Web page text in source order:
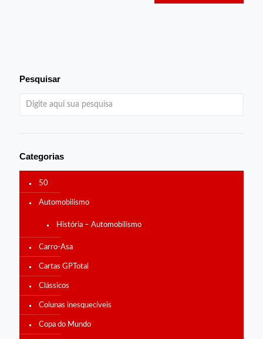
Pesquisar
Categorias
50
Automobilismo
História – Automobilismo
Carro-Asa
Cartas GPTotal
Clássicos
Colunas inesquecíveis
Copa do Mundo